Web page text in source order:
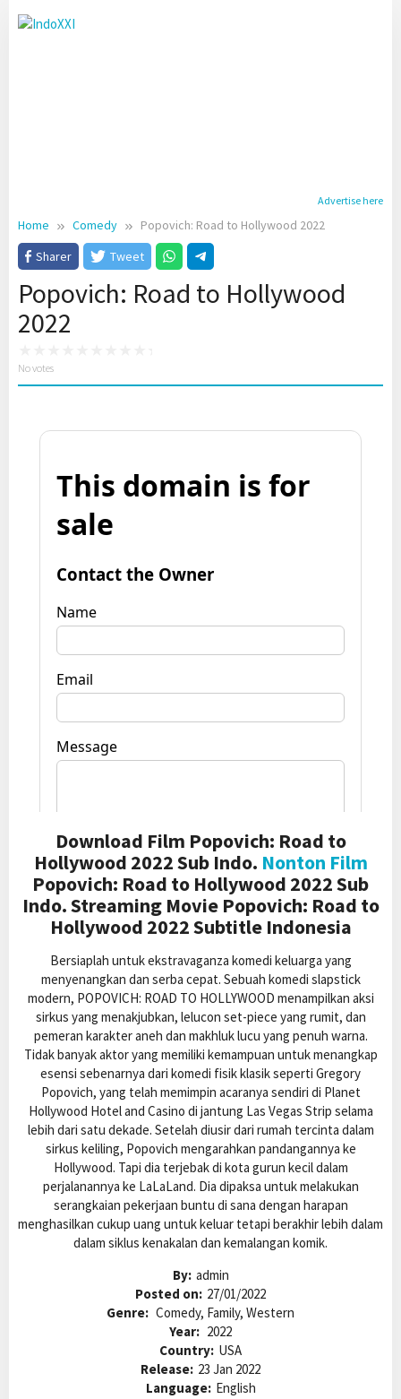
Advertise here
Home Comedy
Popovich: Road to Hollywood 2022
Sharer
Tweet
Popovich: Road to Hollywood
2022
No votes
Download Film Popovich: Road to
Hollywood 2022 Sub Indo. Nonton Film
Popovich: Road to Hollywood 2022 Sub
Indo. Streaming Movie Popovich: Road to
Hollywood 2022 Subtitle Indonesia
Bersiaplah untuk ekstravaganza komedi keluarga yang
menyenangkan dan serba cepat. Sebuah komedi slapstick
modern, POPOVICH: ROAD TO HOLLYWOOD menampilkan aksi
sirkus yang menakjubkan, lelucon set-piece yang rumit, dan
pemeran karakter aneh dan makhluk lucu yang penuh warna.
Tidak banyak aktor yang memiliki kemampuan untuk menangkap
esensi sebenarnya dari komedi fisik klasik seperti Gregory
Popovich, yang telah memimpin acaranya sendiri di Planet
Hollywood Hotel and Casino di jantung Las Vegas Strip selama
lebih dari satu dekade. Setelah diusir dari rumah tercinta dalam
sirkus keliling, Popovich mengarahkan pandangannya ke
Hollywood. Tapi dia terjebak di kota gurun kecil dalam
perjalanannya ke LaLaLand. Dia dipaksa untuk melakukan
serangkaian pekerjaan buntu di sana dengan harapan
menghasilkan cukup uang untuk keluar tetapi berakhir lebih dalam
dalam siklus kenakalan dan kemalangan komik.
By: admin
Posted on: 27/01/2022
Genre: Comedy, Family, Western
Year: 2022
Country: USA
Release: 23 Jan 2022
Language: English